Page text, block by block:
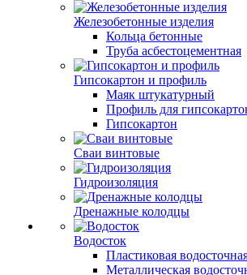
Железобетонные изделия
Кольца бетонные
Труба асбестоцементная
Гипсокартон и профиль
Маяк штукатурный
Профиль для
Гипсокартон
Сваи винтовые
Гидроизоляция
Дренажные колодцы
Водосток
Пластиковая
Металлическая